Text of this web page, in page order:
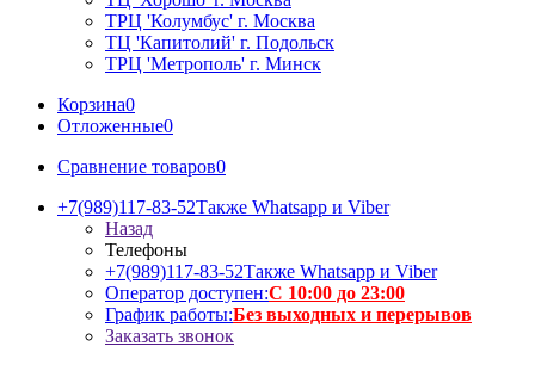
ТРЦ 'Колумбус' г. Москва
ТЦ 'Капитолий' г. Подольск
ТРЦ 'Метрополь' г. Минск
Корзина0
Отложенные0
Сравнение товаров0
+7(989)117-83-52Также Whatsapp и Viber
Назад
Телефоны
+7(989)117-83-52Также Whatsapp и Viber
Оператор доступен:С 10:00 до 23:00
График работы:Без выходных и перерывов
Заказать звонок